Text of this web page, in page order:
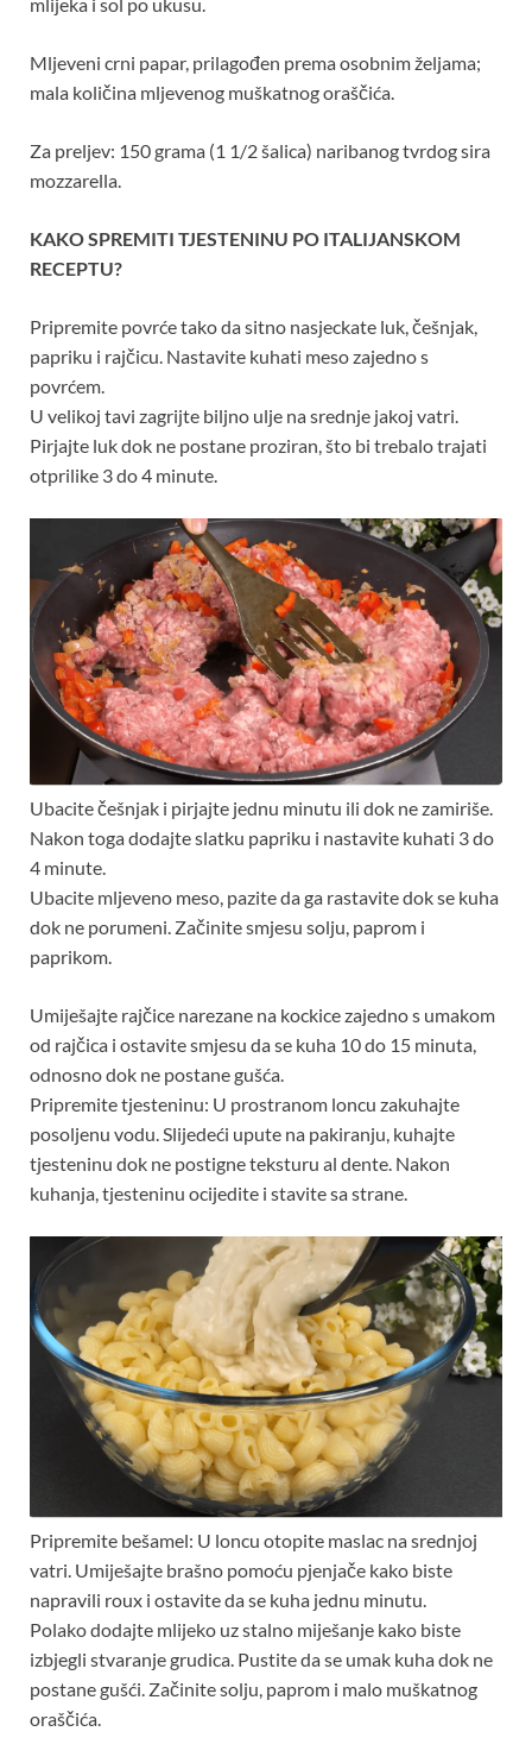
mlijeka i sol po ukusu.
Mljeveni crni papar, prilagođen prema osobnim željama;
mala količina mljevenog muškatnog oraščića.
Za preljev: 150 grama (1 1/2 šalica) naribanog tvrdog sira
mozzarella.
KAKO SPREMITI TJESTENINU PO ITALIJANSKOM
RECEPTU?
Pripremite povrće tako da sitno nasjeckate luk, češnjak,
papriku i rajčicu. Nastavite kuhati meso zajedno s
povrćem.
U velikoj tavi zagrijte biljno ulje na srednje jakoj vatri.
Pirjajte luk dok ne postane proziran, što bi trebalo trajati
otprilike 3 do 4 minute.
Ubacite češnjak i pirjajte jednu minutu ili dok ne zamiriše.
Nakon toga dodajte slatku papriku i nastavite kuhati 3 do
4 minute.
Ubacite mljeveno meso, pazite da ga rastavite dok se kuha
dok ne porumeni. Začinite smjesu solju, paprom i
paprikom.
Umiješajte rajčice narezane na kockice zajedno s umakom
od rajčica i ostavite smjesu da se kuha 10 do 15 minuta,
odnosno dok ne postane gušća.
Pripremite tjesteninu: U prostranom loncu zakuhajte
posoljenu vodu. Slijedeći upute na pakiranju, kuhajte
tjesteninu dok ne postigne teksturu al dente. Nakon
kuhanja, tjesteninu ocijedite i stavite sa strane.
Pripremite bešamel: U loncu otopite maslac na srednjoj
vatri. Umiješajte brašno pomoću pjenjače kako biste
napravili roux i ostavite da se kuha jednu minutu.
Polako dodajte mlijeko uz stalno miješanje kako biste
izbjegli stvaranje grudica. Pustite da se umak kuha dok ne
postane gušći. Začinite solju, paprom i malo muškatnog
oraščića.